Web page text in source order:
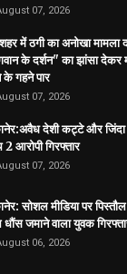
07, 2026
में ठगी का अनोखा मामला
के दर्शन" का झांसा देकर
के गहने पार
07, 2026
देशी कट्टे और
2 आरोपी गिरफ्तार
07, 2026
सोशल मीडिया पर
धौंस जमाने वाला युवक
06, 2026